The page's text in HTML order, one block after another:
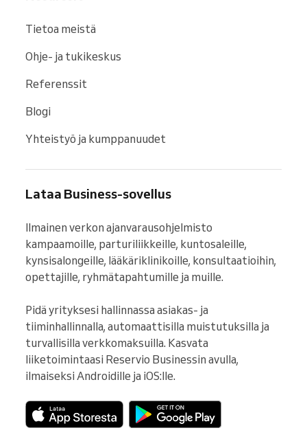
Tietoa meistä
Ohje- ja tukikeskus
Referenssit
Blogi
Yhteistyö ja kumppanuudet
Lataa Business-sovellus
Ilmainen verkon ajanvarausohjelmisto
kampaamoille, parturiliikkeille, kuntosaleille,
kynsisalongeille, lääkäriklinikoille, konsultaatioihin,
opettajille, ryhmätapahtumille ja muille.
Pidä yrityksesi hallinnassa asiakas- ja
tiiminhallinnalla, automaattisilla muistutuksilla ja
turvallisilla verkkomaksuilla. Kasvata
liiketoimintaasi Reservio Businessin avulla,
ilmaiseksi Androidille ja iOS:lle.